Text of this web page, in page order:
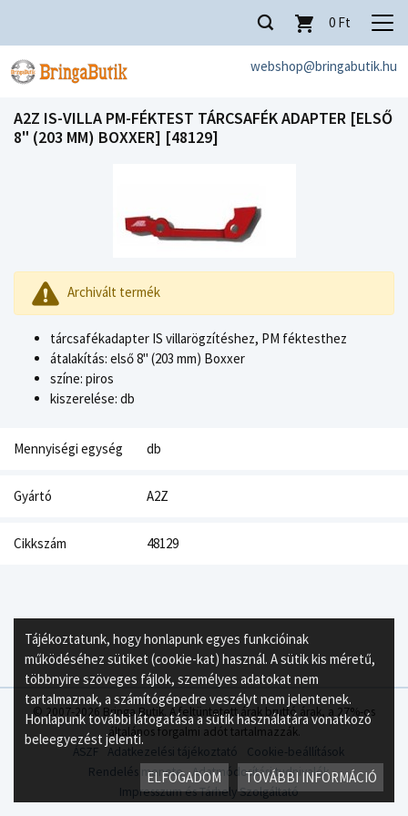
webshop@bringabutik.hu
0 Ft
A2Z IS-VILLA PM-FÉKTEST TÁRCSAFÉK ADAPTER [ELSŐ
8" (203 MM) BOXXER] [48129]
Archivált termék
tárcsafékadapter IS villarögzítéshez, PM féktesthez
átalakítás: első 8" (203 mm) Boxxer
színe: piros
kiszerelése: db
Mennyiségi egység db
Gyártó A2Z
Cikkszám 48129
© 2007-2026 Bringa Butik. A feltüntetett árak bruttó árak, a 27%-os
általános forgalmi adót tartalmazzák.
ÁSZF
Adatkezelési tájékoztató
Cookie-beállítások
Rendelés menete
Adatmódosítási tudnivalók
Impresszum és Tárhely Szolgáltató
Tájékoztatunk, hogy honlapunk egyes funkcióinak
működéséhez sütiket (cookie-kat) használ. A sütik kis méretű,
többnyire szöveges fájlok, személyes adatokat nem
tartalmaznak, a számítógépedre veszélyt nem jelentenek.
Honlapunk további látogatása a sütik használatára vonatkozó
beleegyezést jelenti.
ELFOGADOM TOVÁBBI INFORMÁCIÓ